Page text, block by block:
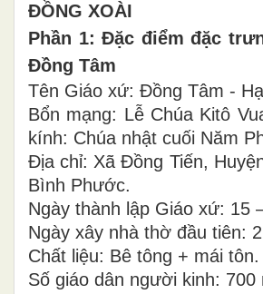
ĐỒNG XOÀI
Phần 1: Đặc điểm đặc
Đồng Tâm
Tên Giáo xứ: Đồng Tâm -
Bổn mạng: Lễ Chúa Kitô
kính: Chúa nhật cuối Năm
Địa chỉ: Xã Đồng Tiến,
Bình Phước.
Ngày thành lập Giáo xứ: 15
Ngày xây nhà thờ đầu tiên:
Chất liệu: Bê tông + mái tôn.
Số giáo dân người kinh: 700